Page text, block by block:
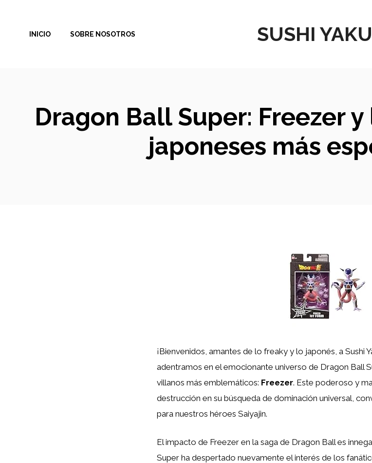
contenido
SUSHI
INICIO SOBRE NOSOTROS
Dragon Ball Super: Freezer
japoneses más
¡Bienvenidos, amantes de lo freaky y lo japonés, a Sushi
adentramos en el emocionante universo de Dragon Ball
villanos más emblemáticos: Freezer. Este poderoso y
destrucción en su búsqueda de dominación universal,
para nuestros héroes Saiyajin.
El impacto de Freezer en la saga de Dragon Ball es
Super ha despertado nuevamente el interés de los